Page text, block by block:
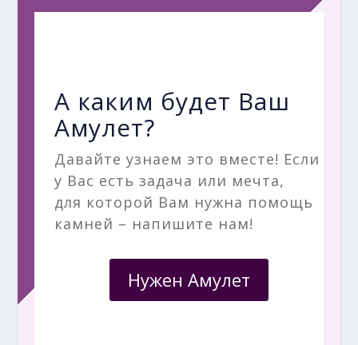
А каким будет Ваш
Амулет?
Давайте узнаем это вместе! Если
у Вас есть задача или мечта,
для которой Вам нужна помощь
камней – напишите нам!
Нужен Амулет